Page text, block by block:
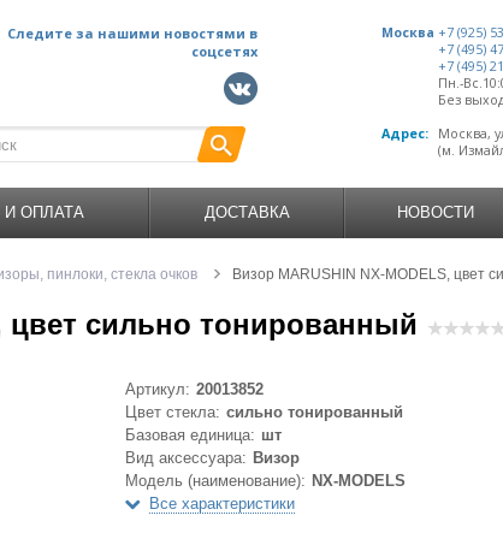
Следите за нашими новостями в
соцсетях
Москва +7 (925)
+7 (495)
+7 (495)
Пн.-
Без
Адрес:
Москва,
(м.
И ОПЛАТА ДОСТАВКА НОВОСТИ
пинлоки, стекла очков Визор MARUSHIN NX-MODELS, цвет
цвет сильно тонированный
Артикул: 20013852
Цвет стекла: сильно тонированный
Базовая единица: шт
Вид аксессуара: Визор
Модель (наименование): NX-MODELS
Все характеристики